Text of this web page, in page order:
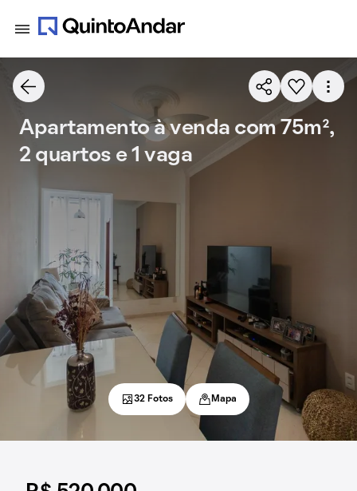
Apartamento à venda com 75m²,
2 quartos e 1 vaga
32 Fotos Mapa